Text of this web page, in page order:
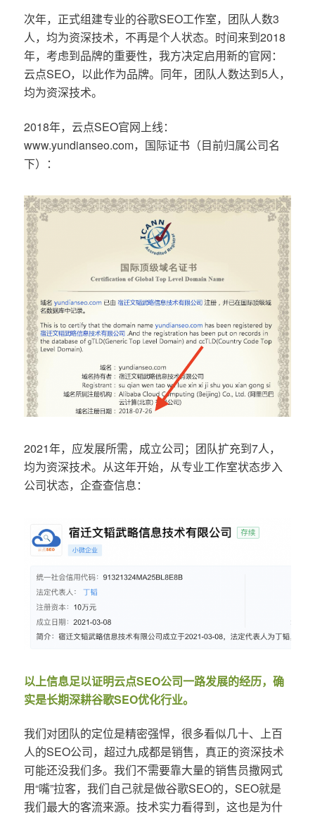
次年，正式组建专业的谷歌SEO工作室，团队人数3
人，均为资深技术，不再是个人状态。时间来到2018
年，考虑到品牌的重要性，我方决定启用新的官网：
云点SEO，以此作为品牌。同年，团队人数达到5人，
均为资深技术。
2018年，云点SEO官网上线：
www.yundianseo.com，国际证书（目前归属公司名
下）：
2021年，应发展所需，成立公司；团队扩充到7人，
均为资深技术。从这年开始，从专业工作室状态步入
公司状态，企查查信息：
以上信息足以证明云点SEO公司一路发展的经历，确
实是长期深耕谷歌SEO优化行业。
我们对团队的定位是精密强悍，很多看似几十、上百
人的SEO公司，超过九成都是销售，真正的资深技术
可能还没我们多。我们不需要靠大量的销售员撒网式
用“嘴”拉客，我们自己就是做谷歌SEO的，SEO就是
我们最大的客流来源。技术实力看得到，这也是为什